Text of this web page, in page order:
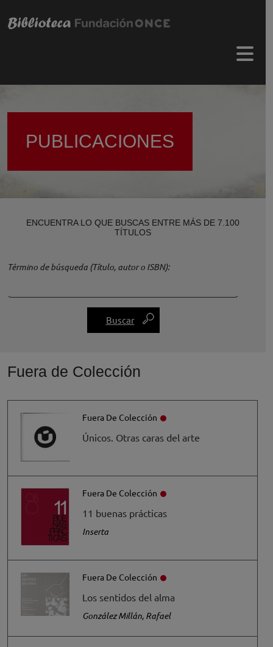
PUBLICACIONES
ENCUENTRA LO QUE BUSCAS ENTRE MÁS DE 7.100
TÍTULOS
Término de búsqueda (Título, autor o ISBN)
Fuera de Colección
Fuera De Colección
Únicos. Otras caras del arte
Fuera De Colección
11 buenas prácticas
Inserta
Fuera De Colección
Los sentidos del alma
González Millán, Rafael